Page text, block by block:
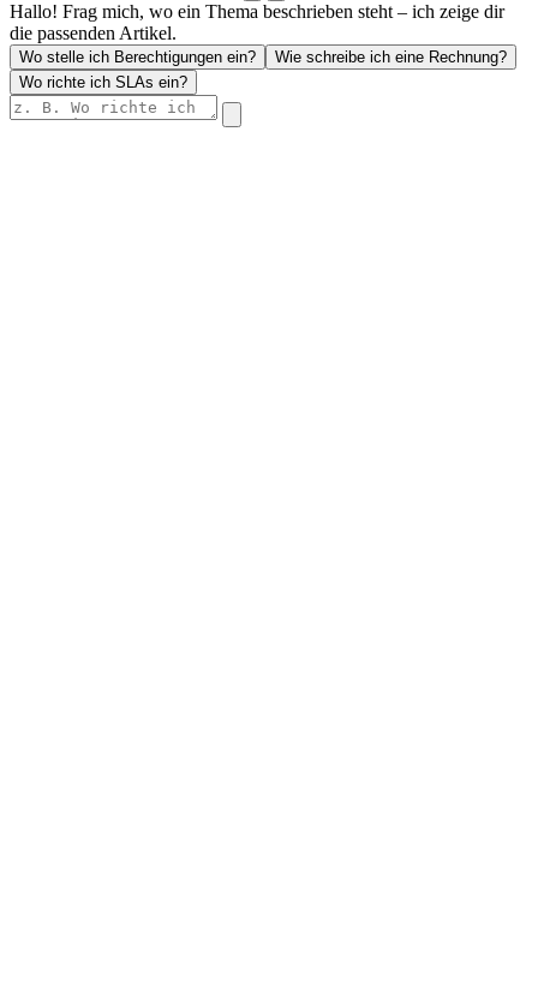
Hallo! Frag mich, wo ein Thema beschrieben steht – ich zeige dir
die passenden Artikel.
Wo stelle ich Berechtigungen ein?
Wie schreibe ich eine Rechnung?
Wo richte ich SLAs ein?